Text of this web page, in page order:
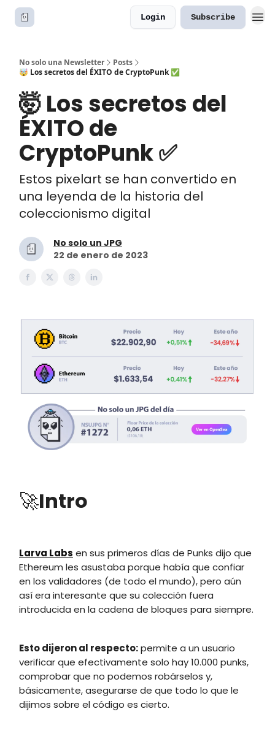
Login Subscribe
No solo una Newsletter
Posts
🤯 Los secretos del ÉXITO de CryptoPunk ✅
🤯 Los secretos del
ÉXITO de
CryptoPunk ✅
Estos pixelart se han convertido en
una leyenda de la historia del
coleccionismo digital
No solo un JPG
22 de enero de 2023
🚀Intro
Larva Labs en sus primeros días de Punks dijo que
Ethereum les asustaba porque había que confiar
en los validadores (de todo el mundo), pero aún
así era interesante que su colección fuera
introducida en la cadena de bloques para siempre.
Esto dijeron al respecto:permite a un usuario
verificar que efectivamente solo hay 10.000 punks,
comprobar que no podemos robárselos y,
básicamente, asegurarse de que todo lo que le
dijimos sobre el código es cierto.